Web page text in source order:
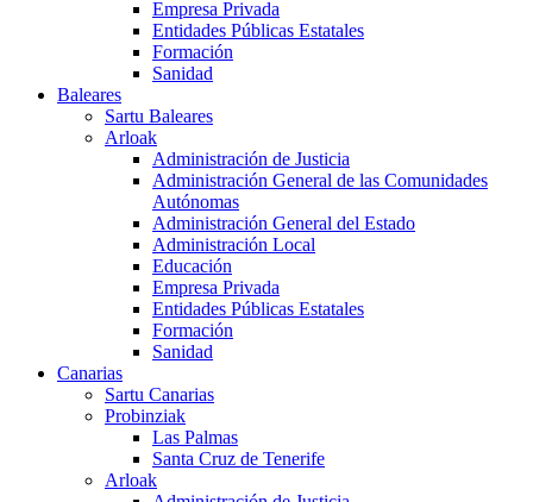
Empresa Privada
Entidades Públicas Estatales
Formación
Sanidad
Baleares
Sartu Baleares
Arloak
Administración de Justicia
Administración General de las Comunidades
Autónomas
Administración General del Estado
Administración Local
Educación
Empresa Privada
Entidades Públicas Estatales
Formación
Sanidad
Canarias
Sartu Canarias
Probinziak
Las Palmas
Santa Cruz de Tenerife
Arloak